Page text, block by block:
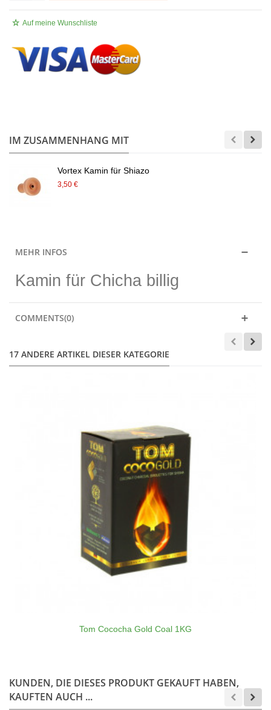
Auf meine Wunschliste
IM ZUSAMMENHANG MIT
Vortex Kamin für Shiazo
3,50 €
MEHR INFOS
Kamin für Chicha billig
COMMENTS(0)
17 ANDERE ARTIKEL DIESER KATEGORIE
Tom Cococha Gold Coal 1KG
KUNDEN, DIE DIESES PRODUKT GEKAUFT HABEN,
KAUFTEN AUCH ...